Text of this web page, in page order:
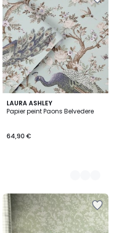
LAURA ASHLEY
Papier peint Paons Belvedere
64,90 €
5
Couleurs